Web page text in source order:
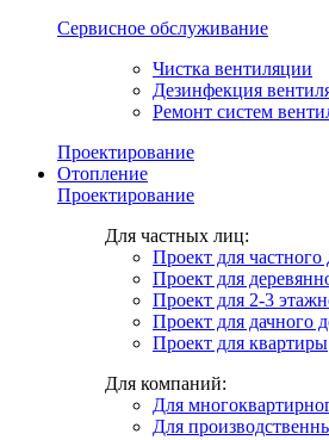
Сервисное обслуживание
Чистка вентиляции
Дезинфекция
Ремонт систем
Проектирование
Отопление
Проектирование
Для частных лиц:
Проект для частного
Проект для
Проект для 2-3
Проект для дачного
Проект для квартиры
Для компаний:
Для
Для